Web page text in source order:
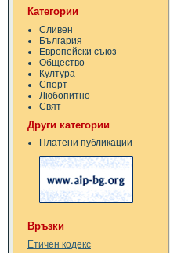
Категории
Сливен
България
Европейски съюз
Общество
Култура
Спорт
Любопитно
Свят
Други категории
Платени публикации
Връзки
Етичен кодекс